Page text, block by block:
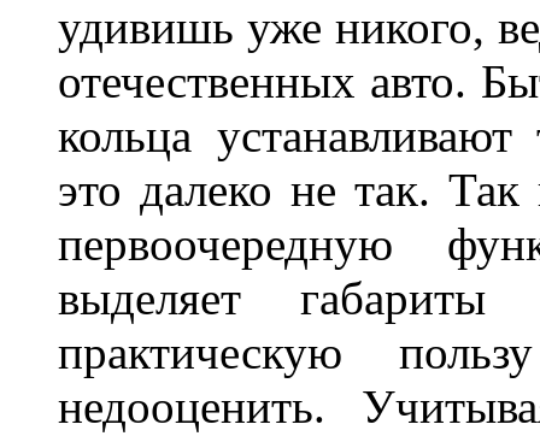
удивишь уже никого,
отечественных авто.
кольца
это далеко не так. Так
первоочередную
выделяет
практическую
недооценить.